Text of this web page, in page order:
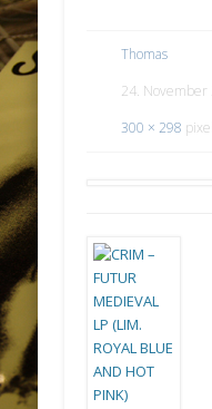
Thomas
24. November
300 × 298